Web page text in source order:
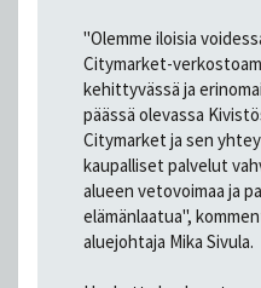
"Olemme iloisia
Citymarket-
kehittyvässä ja
päässä olevassa
Citymarket ja sen
kaupalliset palvelut
alueen vetovoimaa ja
elämänlaatua",
aluejohtaja Mika Sivula.